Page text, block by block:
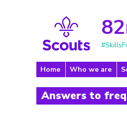
Home Who we are
Answers to